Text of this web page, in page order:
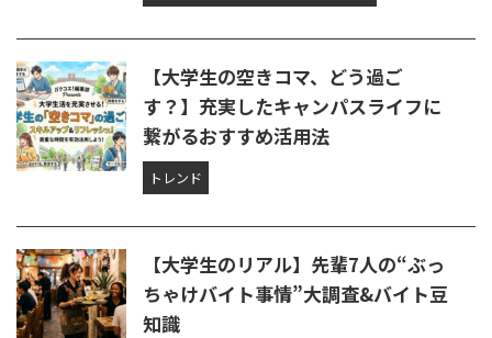
【大学生の空きコマ、どう過ご
す？】充実したキャンパスライフに
繋がるおすすめ活用法
トレンド
【大学生のリアル】先輩7人の“ぶっ
ちゃけバイト事情”大調査&バイト豆
知識